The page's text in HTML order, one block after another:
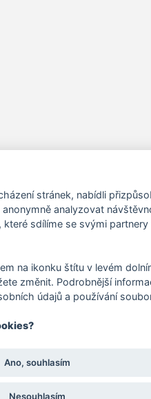
stránek, nabídli
analyzovat
sdílíme se svými
na ikonku štítu v levém
změnit. Podrobnější
údajů a používání
Ano, souhlasím
Nesouhlasím